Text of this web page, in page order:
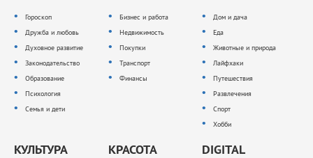
Гороскоп
Дружба и любовь
Духовное развитие
Законодательство
Образование
Психология
Семья и дети
Бизнес и работа
Недвижимость
Покупки
Транспорт
Финансы
Дом и дача
Еда
Животные и природа
Лайфхаки
Путешествия
Развлечения
Спорт
Хобби
КУЛЬТУРА КРАСОТА DIGITAL